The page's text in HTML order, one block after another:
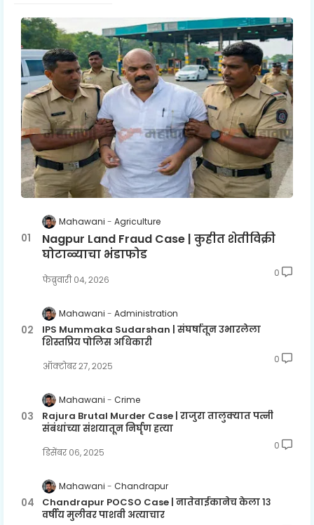
Mahawani Agriculture
Nagpur Land Fraud Case | कुहीत शेतीविक्री
घोटाळ्याचा भंडाफोड
फेब्रुवारी ०४, २०२६
0
Mahawani Administration
IPS Mummaka Sudarshan | संघर्षातून उभारलेला
शिस्तप्रिय पोलिस अधिकारी
ऑक्टोबर २७, २०२५
0
Mahawani Crime
Rajura Brutal Murder Case | राजुरा तालुक्यात पत्नी
संबंधांच्या संशयातून निर्घृण हत्या
डिसेंबर ०६, २०२५
0
Mahawani Chandrapur
Chandrapur POCSO Case | नातेवाईकानेच केला १३
वर्षीय मुलीवर पाशवी अत्याचार